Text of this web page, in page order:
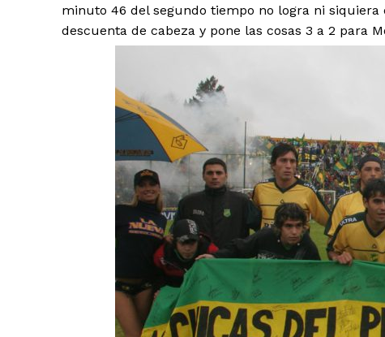
minuto 46 del segundo tiempo no logra ni
descuenta de cabeza y pone las cosas 3 a 2 para